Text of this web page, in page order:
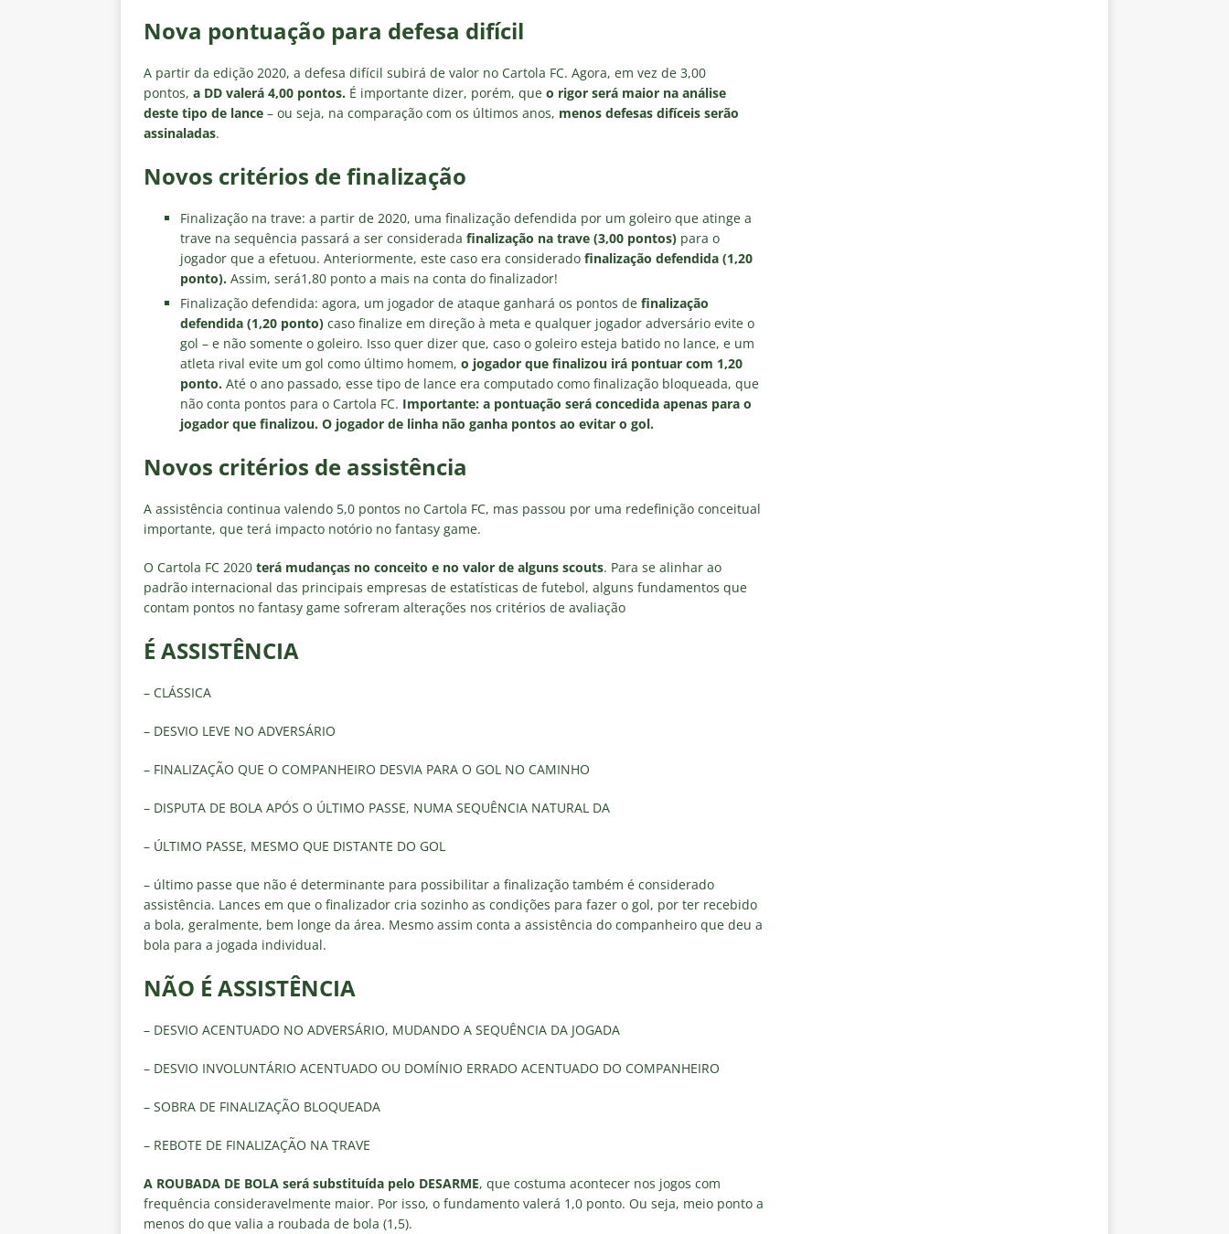
Nova pontuação para defesa difícil
A partir da edição 2020, a defesa difícil subirá de valor no Cartola FC. Agora, em vez de 3,00
pontos, a DD valerá 4,00 pontos. É importante dizer, porém, que o rigor será maior na análise
deste tipo de lance – ou seja, na comparação com os últimos anos, menos defesas difíceis serão
assinaladas.
Novos critérios de finalização
Finalização na trave: a partir de 2020, uma finalização defendida por um goleiro que atinge a
trave na sequência passará a ser considerada finalização na trave (3,00 pontos) para o
jogador que a efetuou. Anteriormente, este caso era considerado finalização defendida (1,20
ponto). Assim, será1,80 ponto a mais na conta do finalizador!
Finalização defendida: agora, um jogador de ataque ganhará os pontos de finalização
defendida (1,20 ponto) caso finalize em direção à meta e qualquer jogador adversário evite o
gol – e não somente o goleiro. Isso quer dizer que, caso o goleiro esteja batido no lance, e um
atleta rival evite um gol como último homem, o jogador que finalizou irá pontuar com 1,20
ponto. Até o ano passado, esse tipo de lance era computado como finalização bloqueada, que
não conta pontos para o Cartola FC. Importante: a pontuação será concedida apenas para o
jogador que finalizou. O jogador de linha não ganha pontos ao evitar o gol.
Novos critérios de assistência
A assistência continua valendo 5,0 pontos no Cartola FC, mas passou por uma redefinição conceitual
importante, que terá impacto notório no fantasy game.
O Cartola FC 2020 terá mudanças no conceito e no valor de alguns scouts. Para se alinhar ao
padrão internacional das principais empresas de estatísticas de futebol, alguns fundamentos que
contam pontos no fantasy game sofreram alterações nos critérios de avaliação
É ASSISTÊNCIA
– CLÁSSICA
– DESVIO LEVE NO ADVERSÁRIO
– FINALIZAÇÃO QUE O COMPANHEIRO DESVIA PARA O GOL NO CAMINHO
– DISPUTA DE BOLA APÓS O ÚLTIMO PASSE, NUMA SEQUÊNCIA NATURAL DA
– ÚLTIMO PASSE, MESMO QUE DISTANTE DO GOL
– último passe que não é determinante para possibilitar a finalização também é considerado
assistência. Lances em que o finalizador cria sozinho as condições para fazer o gol, por ter recebido
a bola, geralmente, bem longe da área. Mesmo assim conta a assistência do companheiro que deu a
bola para a jogada individual.
NÃO É ASSISTÊNCIA
– DESVIO ACENTUADO NO ADVERSÁRIO, MUDANDO A SEQUÊNCIA DA JOGADA
– DESVIO INVOLUNTÁRIO ACENTUADO OU DOMÍNIO ERRADO ACENTUADO DO COMPANHEIRO
– SOBRA DE FINALIZAÇÃO BLOQUEADA
– REBOTE DE FINALIZAÇÃO NA TRAVE
A ROUBADA DE BOLA será substituída pelo DESARME, que costuma acontecer nos jogos com
frequência consideravelmente maior. Por isso, o fundamento valerá 1,0 ponto. Ou seja, meio ponto a
menos do que valia a roubada de bola (1,5).